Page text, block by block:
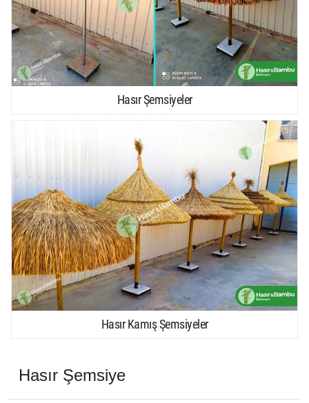
Hasır Şemsiyeler
Hasır Kamış Şemsiyeler
Hasır Şemsiye